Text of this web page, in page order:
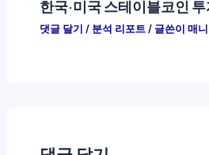
한국·미국 스테이블코인
댓글 달기 / 분석 리포트/ 글쓴이 매니